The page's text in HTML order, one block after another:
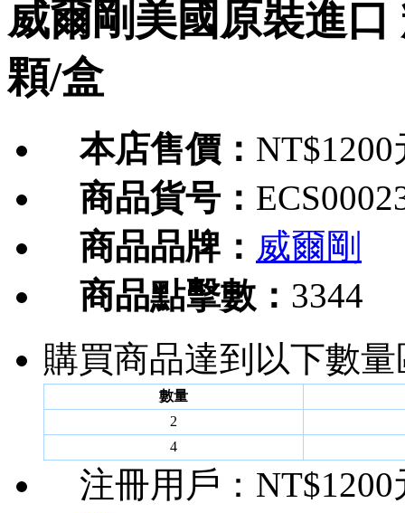
威爾剛美國原裝進
顆/盒
本店售價： NT$1200
商品貨号：
商品品牌： 威爾剛
商品點擊數： 3344
購買商品達到以下數
數量
2
4
注冊用戶： NT$1200